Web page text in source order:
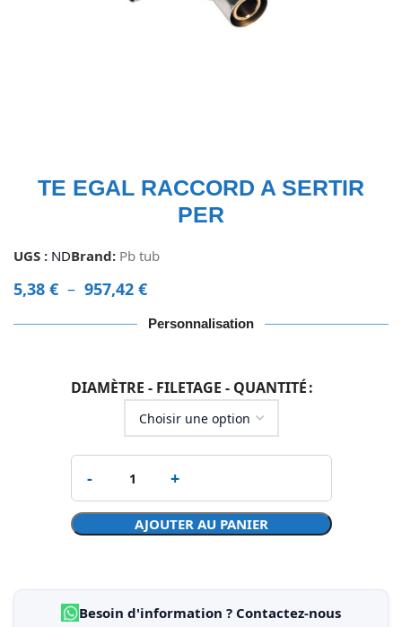
TE EGAL RACCORD A SERTIR
PER
UGS : NDBrand: Pb tub
5,38 € – 957,42 €
Personnalisation
DIAMÈTRE - FILETAGE - QUANTITÉ
AJOUTER AU PANIER
Besoin d'information ? Contactez-nous